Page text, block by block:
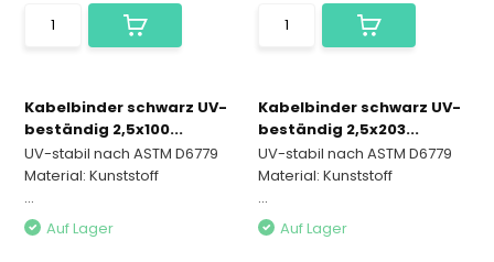
Kabelbinder schwarz UV-
beständig 2,5x100...
UV-stabil nach ASTM D6779
Material: Kunststoff
...
Auf Lager
Kabelbinder schwarz UV-
beständig 2,5x203...
UV-stabil nach ASTM D6779
Material: Kunststoff
...
Auf Lager